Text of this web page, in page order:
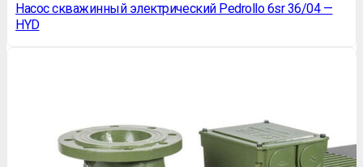
Насос скважинный электрический Pedrollo 6sr 36/04 —
HYD